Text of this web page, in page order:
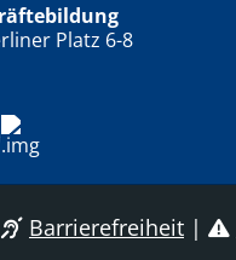
Platz 6-8
Barrierefreiheit |